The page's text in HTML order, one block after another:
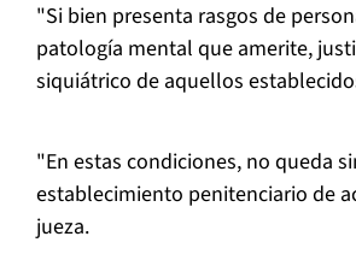
"Si bien presenta rasgos de
patología mental que amerite,
siquiátrico de aquellos
"En estas condiciones, no queda
establecimiento penitenciario de
jueza.